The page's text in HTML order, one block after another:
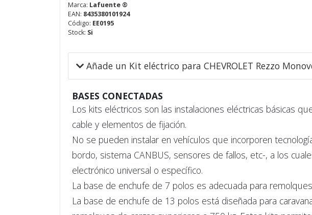
Marca: Lafuente ®
EAN: 8435380101924
Código: EE0195
Stock: Si
Añade un Kit eléctrico para CHEVROLET Rezzo
BASES CONECTADAS
Los kits eléctricos son las instalaciones eléctricas básicas
cable y elementos de fijación.
No se pueden instalar en vehículos que incorporen
bordo, sistema CANBUS, sensores de fallos, etc-, a los
electrónico universal o específico.
La base de enchufe de 7 polos es adecuada para
La base de enchufe de 13 polos está diseñada para